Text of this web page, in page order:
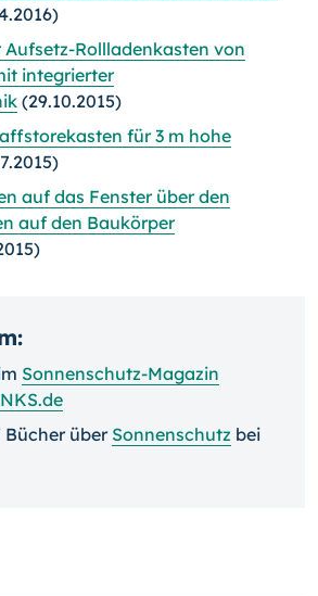
Rollladenkasten von
integrierter
(29.10.2015)
für 3 m hohe
auf das Fenster über den
auf den Baukörper
Sonnenschutz-Magazin
über Sonnenschutz bei